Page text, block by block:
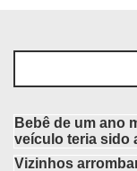
Bebê de um ano
veículo teria sido
Vizinhos